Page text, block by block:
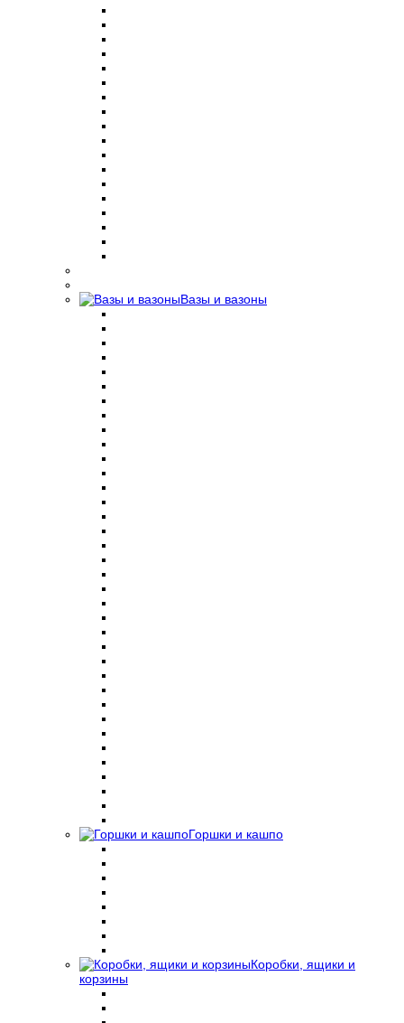
Вазы и вазоны
Горшки и кашпо
Коробки, ящики и
корзины